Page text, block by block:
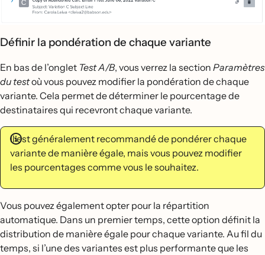
Définir la pondération de chaque variante
En bas de l’onglet Test A/B, vous verrez la section Paramètres
du testoù vous pouvez modifier la pondération de chaque
variante. Cela permet de déterminer le pourcentage de
destinataires qui recevront chaque variante.
Il est généralement recommandé de pondérer chaque
variante de manière égale, mais vous pouvez modifier
les pourcentages comme vous le souhaitez.
Vous pouvez également opter pour la répartition
automatique. Dans un premier temps, cette option définit la
distribution de manière égale pour chaque variante. Au fil du
temps, si l’une des variantes est plus performante que les